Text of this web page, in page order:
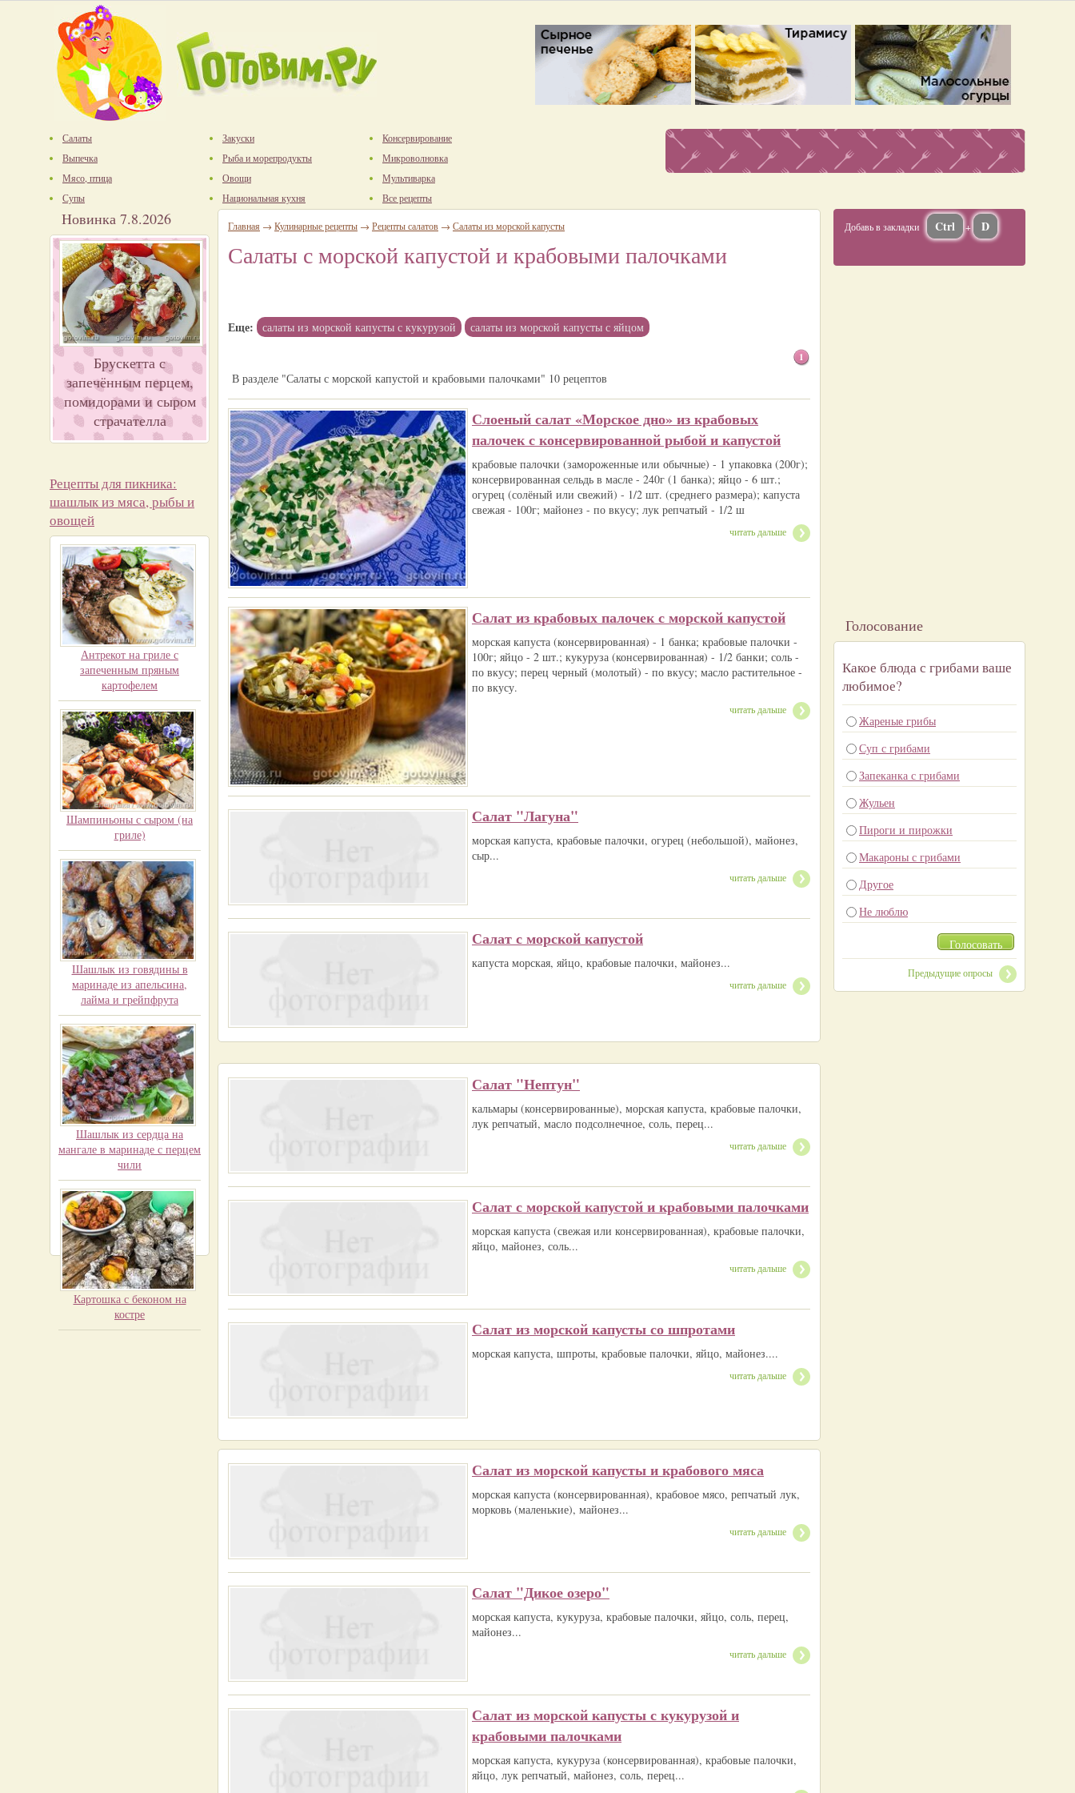
Салаты
Выпечка
Мясо, птица
Супы
Закуски
Рыба и морепродукты
Овощи
Национальная кухня
Консервирование
Микроволновка
Мультиварка
Все рецепты
Новинка 7.8.2026
Брускетта с
запечённым перцем,
помидорами и сыром
страчателла
Рецепты для пикника:
шашлык из мяса, рыбы и
овощей
Антрекот на гриле с
запеченным пряным
картофелем
Шампиньоны с сыром (на
гриле)
Шашлык из говядины в
маринаде из апельсина,
лайма и грейпфрута
Шашлык из сердца на
мангале в маринаде с перцем
чили
Картошка с беконом на
костре
Главная → Кулинарные рецепты → Рецепты салатов → Салаты из морской капусты
Салаты с морской капустой и крабовыми палочками
Еще: салаты из морской капусты с кукурузой салаты из морской капусты с яйцом
1
В разделе "Салаты с морской капустой и крабовыми палочками" 10 рецептов
Слоеный салат «Морское дно» из крабовых
палочек с консервированной рыбой и капустой
крабовые палочки (замороженные или обычные) - 1 упаковка (200г);
консервированная сельдь в масле - 240г (1 банка); яйцо - 6 шт.;
огурец (солёный или свежий) - 1/2 шт. (среднего размера); капуста
свежая - 100г; майонез - по вкусу; лук репчатый - 1/2 ш
читать дальше
Салат из крабовых палочек с морской капустой
морская капуста (консервированная) - 1 банка; крабовые палочки -
100г; яйцо - 2 шт.; кукуруза (консервированная) - 1/2 банки; соль -
по вкусу; перец черный (молотый) - по вкусу; масло растительное -
по вкусу.
читать дальше
Салат "Лагуна"
морская капуста, крабовые палочки, огурец (небольшой), майонез,
сыр...
читать дальше
Салат с морской капустой
капуста морская, яйцо, крабовые палочки, майонез...
читать дальше
Салат "Нептун"
кальмары (консервированные), морская капуста, крабовые палочки,
лук репчатый, масло подсолнечное, соль, перец...
читать дальше
Салат с морской капустой и крабовыми палочками
морская капуста (свежая или консервированная), крабовые палочки,
яйцо, майонез, соль...
читать дальше
Салат из морской капусты со шпротами
морская капуста, шпроты, крабовые палочки, яйцо, майонез....
читать дальше
Салат из морской капусты и крабового мяса
морская капуста (консервированная), крабовое мясо, репчатый лук,
морковь (маленькие), майонез...
читать дальше
Салат "Дикое озеро"
морская капуста, кукуруза, крабовые палочки, яйцо, соль, перец,
майонез...
читать дальше
Салат из морской капусты с кукурузой и
крабовыми палочками
морская капуста, кукуруза (консервированная), крабовые палочки,
яйцо, лук репчатый, майонез, соль, перец...
Добавь в закладки Ctrl + D
Голосование
Какое блюда с грибами ваше
любимое?
Жареные грибы
Суп с грибами
Запеканка с грибами
Жульен
Пироги и пирожки
Макароны с грибами
Другое
Не люблю
Голосовать
Предыдущие опросы